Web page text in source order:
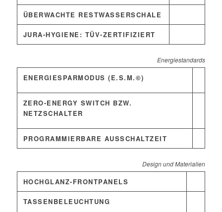
ÜBERWACHTE RESTWASSERSCHALE
JURA-HYGIENE: TÜV-ZERTIFIZIERT
Energiestandards
ENERGIESPARMODUS (E.S.M.©)
ZERO-ENERGY SWITCH BZW.
NETZSCHALTER
PROGRAMMIERBARE AUSSCHALTZEIT
Design und Materialien
HOCHGLANZ-FRONTPANELS
TASSENBELEUCHTUNG